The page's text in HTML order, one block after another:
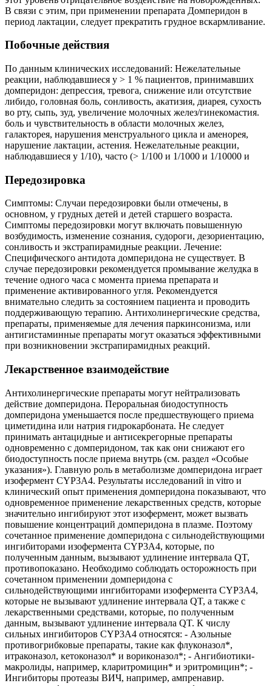
В связи с этим, при применении препарата Домперидон в
период лактации, следует прекратить грудное вскармливание.
Побочные действия
По данным клинических исследований: Нежелательные
реакции, наблюдавшиеся у > 1 % пациентов, принимавших
домперидон: депрессия, тревога, снижение или отсутствие
либидо, головная боль, сонливость, акатизия, диарея, сухость
во рту, сыпь, зуд, увеличение молочных желез/гинекомастия.
боль и чувствительность в области молочных желез,
галакторея, нарушения менструального цикла и аменорея,
нарушение лактации, астения. Нежелательные реакции,
наблюдавшиеся у 1/10), часто (> 1/100 и 1/1000 и 1/10000 и
Передозировка
Симптомы: Случаи передозировки были отмечены, в
основном, у грудных детей и детей старшего возраста.
Симптомы передозировки могут включать повышенную
возбудимость, изменение сознания, судороги, дезориентацию,
сонливость и экстрапирамидные реакции. Лечение:
Специфического антидота домперидона не существует. В
случае передозировки рекомендуется промывание желудка в
течение одного часа с момента приема препарата и
применение активированного угля. Рекомендуется
внимательно следить за состоянием пациента и проводить
поддерживающую терапию. Антихолинергические средства,
препараты, применяемые для лечения паркинсонизма, или
антигистаминные препараты могут оказаться эффективными
при возникновении экстрапирамидных реакций.
Лекарственное взаимодействие
Антихолинергические препараты могут нейтрализовать
действие домперидона. Пероральная биодоступность
домперидона уменьшается после предшествующего приема
циметидина или натрия гидрокарбоната. Не следует
принимать антацидные и антисекрегорные препараты
одновременно с домперидоном, так как они снижают его
биодоступность после приема внутрь (см. раздел «Особые
указания»). Главную роль в метаболизме домперидона играет
изофермент CYP3A4. Результаты исследований in vitro и
клинический опыт применения домперидона показывают, что
одновременное применение лекарственных средств, которые
значительно ингибируют этот изофермент, может вызвать
повышение концентраций домперидона в плазме. Поэтому
сочетанное применение домперидона с сильнодействующими
ингибиторами изофермента CYP3A4, которые, по
полученным данным, вызывают удлинение интервала QT,
противопоказано. Необходимо соблюдать осторожность при
сочетанном применении домперидона с
сильнодействующими ингибиторами изофермента CYP3A4,
которые не вызывают удлинение интервала QT, а также с
лекарственными средствами, которые, по полученным
данным, вызывают удлинение интервала QT. К числу
сильных ингибиторов CYP3A4 относятся: - Азольные
противогрибковые препараты, такие как флуконазол*,
итраконазол, кетоконазол* и вориконазол*; - Ангибиотики-
макролиды, например, кларитромицин* и эритромицин*; -
Ингибиторы протеазы ВИЧ, например, ампренавир.